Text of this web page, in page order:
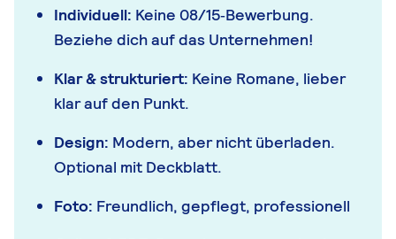
Individuell: Keine 08/15‑Bewerbung.
Beziehe dich auf das Unternehmen!
Klar & strukturiert: Keine Romane, lieber
klar auf den Punkt.
Design: Modern, aber nicht überladen.
Optional mit Deckblatt.
Foto: Freundlich, gepflegt, professionell